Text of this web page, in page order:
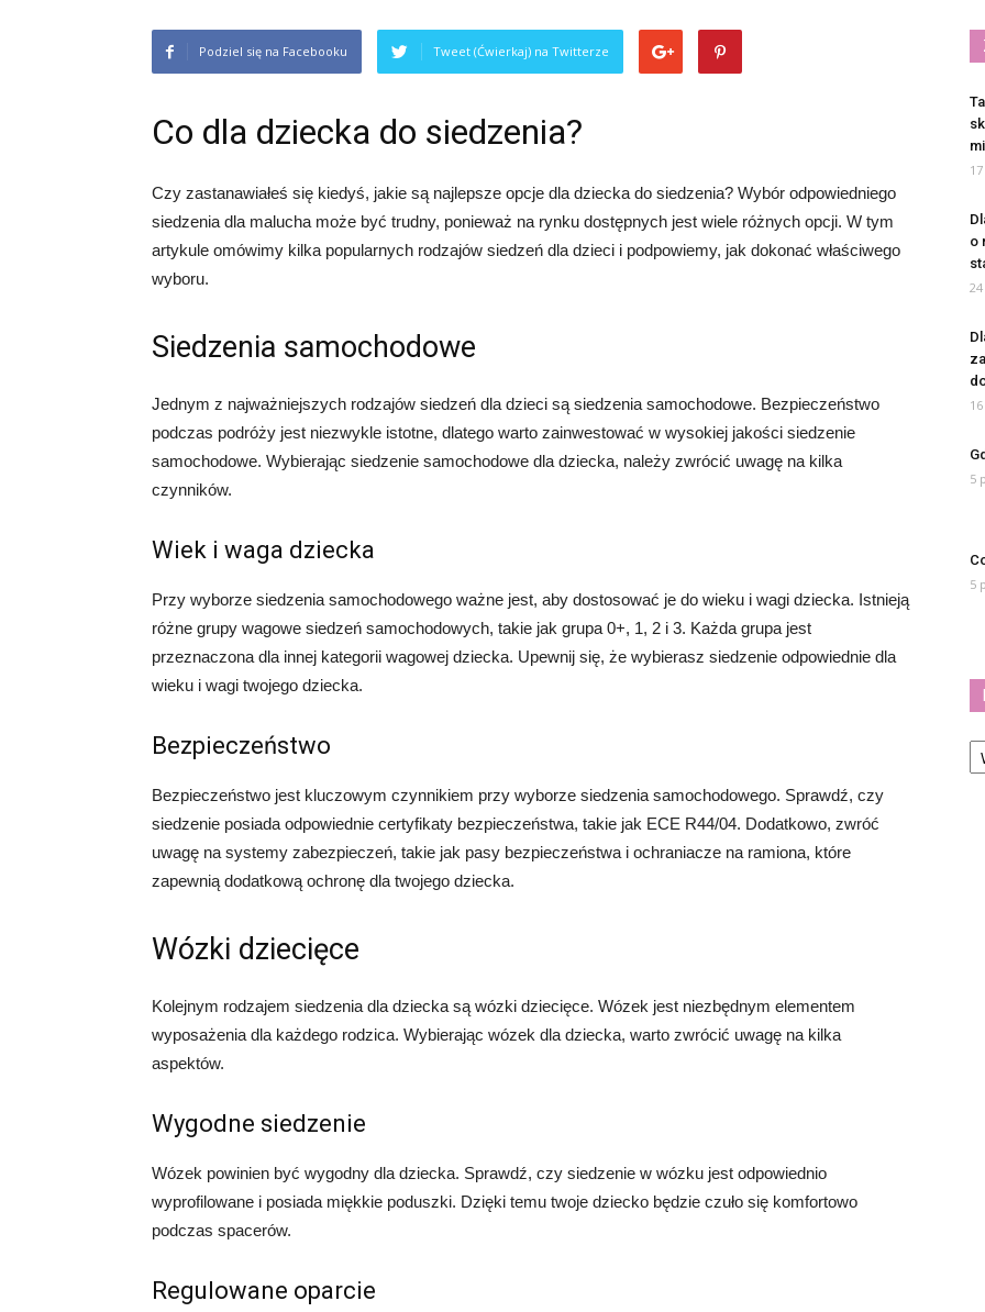
Podziel się na Facebooku Tweet (Ćwierkaj) na Twitterze
Co dla dziecka do siedzenia?
Czy zastanawiałeś się kiedyś, jakie są najlepsze opcje dla dziecka do siedzenia? Wybór odpowiedniego
siedzenia dla malucha może być trudny, ponieważ na rynku dostępnych jest wiele różnych opcji. W tym
artykule omówimy kilka popularnych rodzajów siedzeń dla dzieci i podpowiemy, jak dokonać właściwego
wyboru.
Siedzenia samochodowe
Jednym z najważniejszych rodzajów siedzeń dla dzieci są siedzenia samochodowe. Bezpieczeństwo
podczas podróży jest niezwykle istotne, dlatego warto zainwestować w wysokiej jakości siedzenie
samochodowe. Wybierając siedzenie samochodowe dla dziecka, należy zwrócić uwagę na kilka
czynników.
Wiek i waga dziecka
Przy wyborze siedzenia samochodowego ważne jest, aby dostosować je do wieku i wagi dziecka. Istnieją
różne grupy wagowe siedzeń samochodowych, takie jak grupa 0+, 1, 2 i 3. Każda grupa jest
przeznaczona dla innej kategorii wagowej dziecka. Upewnij się, że wybierasz siedzenie odpowiednie dla
wieku i wagi twojego dziecka.
Bezpieczeństwo
Bezpieczeństwo jest kluczowym czynnikiem przy wyborze siedzenia samochodowego. Sprawdź, czy
siedzenie posiada odpowiednie certyfikaty bezpieczeństwa, takie jak ECE R44/04. Dodatkowo, zwróć
uwagę na systemy zabezpieczeń, takie jak pasy bezpieczeństwa i ochraniacze na ramiona, które
zapewnią dodatkową ochronę dla twojego dziecka.
Wózki dziecięce
Kolejnym rodzajem siedzenia dla dziecka są wózki dziecięce. Wózek jest niezbędnym elementem
wyposażenia dla każdego rodzica. Wybierając wózek dla dziecka, warto zwrócić uwagę na kilka
aspektów.
Wygodne siedzenie
Wózek powinien być wygodny dla dziecka. Sprawdź, czy siedzenie w wózku jest odpowiednio
wyprofilowane i posiada miękkie poduszki. Dzięki temu twoje dziecko będzie czuło się komfortowo
podczas spacerów.
Regulowane oparcie
o
5
5